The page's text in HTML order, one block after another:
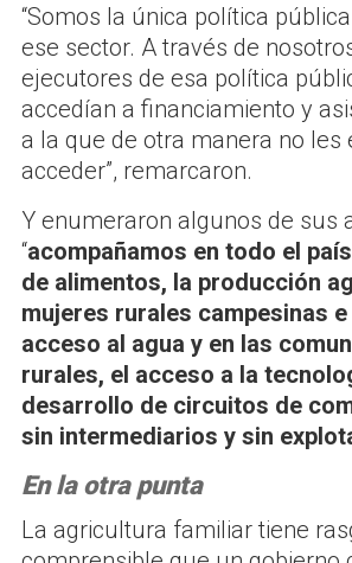
“Somos la única política
ese sector. A través de
ejecutores de esa política
accedían a financiamiento y
a la que de otra manera no les
acceder”, remarcaron.
Y enumeraron algunos de sus
“acompañamos en todo el
de alimentos, la producción
mujeres rurales campesinas
acceso al agua y en las
rurales, el acceso a la
desarrollo de circuitos de
sin intermediarios y sin
En la otra punta
La agricultura familiar tiene